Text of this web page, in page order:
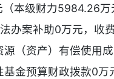
本级财力5984.26万
办案补助0万元，收
源（资产）有偿使用
基金预算财政拨款0万